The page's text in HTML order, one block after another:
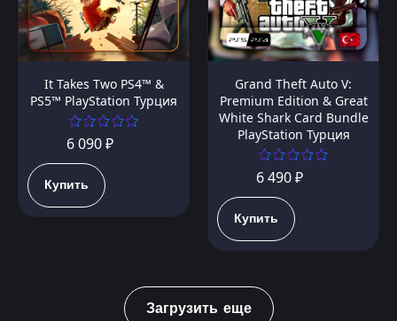
It Takes Two PS4™ &
PS5™ PlayStation Турция
6 090 ₽
Купить
Grand Theft Auto V:
Premium Edition & Great
White Shark Card Bundle
PlayStation Турция
6 490 ₽
Купить
Загрузить еще